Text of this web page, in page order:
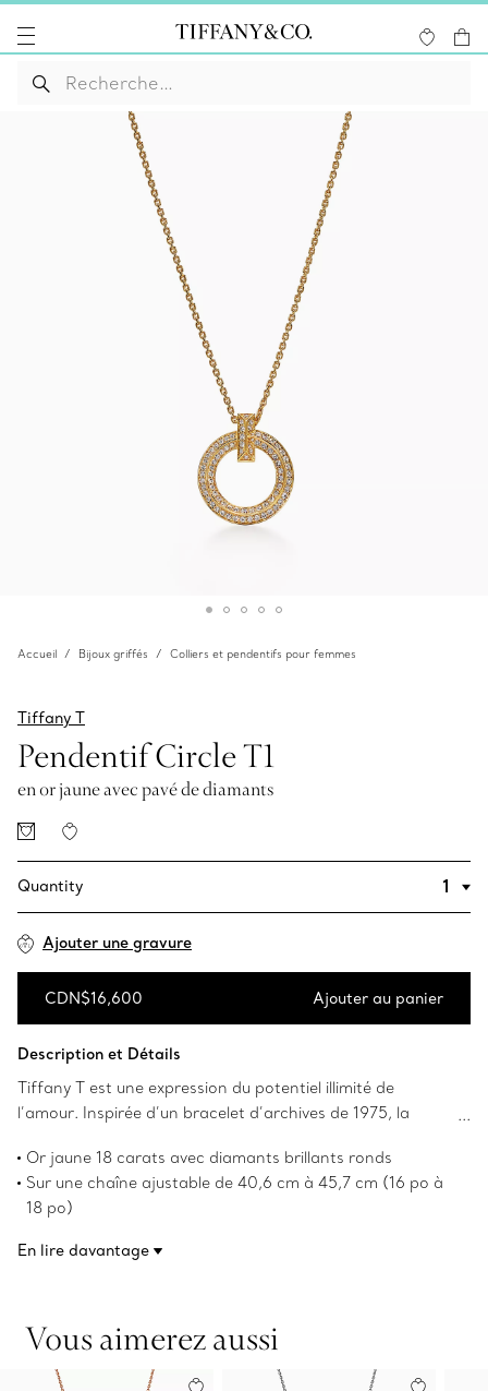
Accueil Bijoux griffés Colliers et pendentifs pour femmes
Tiffany T
Pendentif Circle T1
en or jaune avec pavé de diamants
Quantity
Ajouter une gravure
CDN$16,600 Ajouter au panier
Description et Détails
Tiffany T est une expression du potentiel illimité de
l’amour. Inspirée d’un bracelet d’archives de 1975, la
Maison Tiffany et à l’esprit de New York, que le fondateur
Charles Lewis Tiffany considérait comme un lieu de
promesses et de possibilités. Bordées de diamants, le
un style singulier et éloquent. Superposez ce design à
Or jaune 18 carats avec diamants brillants ronds
Sur une chaîne ajustable de 40,6 cm à 45,7 cm (16 po à
18 po)
Numéro de produit:72154584
En lire davantage
Vous aimerez aussi